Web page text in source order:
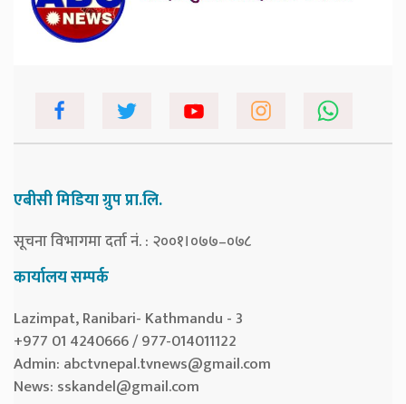
एबीसी मिडिया ग्रुप प्रा.लि.
सूचना विभागमा दर्ता नं. : २००१।०७७–०७८
कार्यालय सम्पर्क
Lazimpat, Ranibari- Kathmandu - 3
+977 01 4240666 / 977-014011122
Admin: abctvnepal.tvnews@gmail.com
News: sskandel@gmail.com